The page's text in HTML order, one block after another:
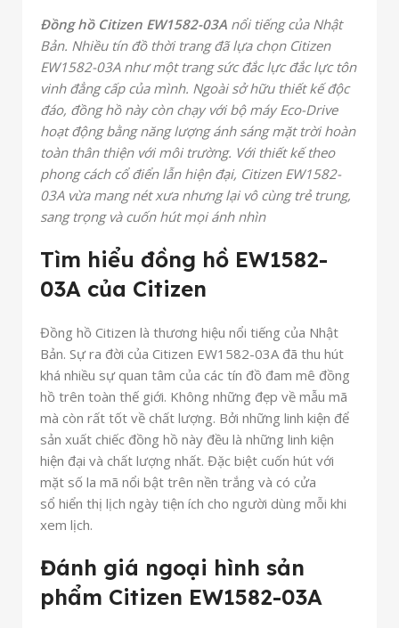
Đồng hồ Citizen EW1582-03A nổi tiếng của Nhật
Bản. Nhiều tín đồ thời trang đã lựa chọn Citizen
EW1582-03A như một trang sức đắc lực đắc lực tôn
vinh đẳng cấp của mình. Ngoài sở hữu thiết kế độc
đáo, đồng hồ này còn chạy với bộ máy Eco-Drive
hoạt động bằng năng lượng ánh sáng mặt trời hoàn
toàn thân thiện với môi trường. Với thiết kế theo
phong cách cổ điển lẫn hiện đại, Citizen EW1582-
03A vừa mang nét xưa nhưng lại vô cùng trẻ trung,
sang trọng và cuốn hút mọi ánh nhìn
Tìm hiểu đồng hồ EW1582-
03A của Citizen
Đồng hồ Citizen là thương hiệu nổi tiếng của Nhật
Bản. Sự ra đời của Citizen EW1582-03A đã thu hút
khá nhiều sự quan tâm của các tín đồ đam mê đồng
hồ trên toàn thế giới. Không những đẹp về mẫu mã
mà còn rất tốt về chất lượng. Bởi những linh kiện để
sản xuất chiếc đồng hồ này đều là những linh kiện
hiện đại và chất lượng nhất. Đặc biệt cuốn hút với
mặt số la mã nổi bật trên nền trắng và có cửa
sổ hiển thị lịch ngày tiện ích cho người dùng mỗi khi
xem lịch.
Đánh giá ngoại hình sản
phẩm Citizen EW1582-03A